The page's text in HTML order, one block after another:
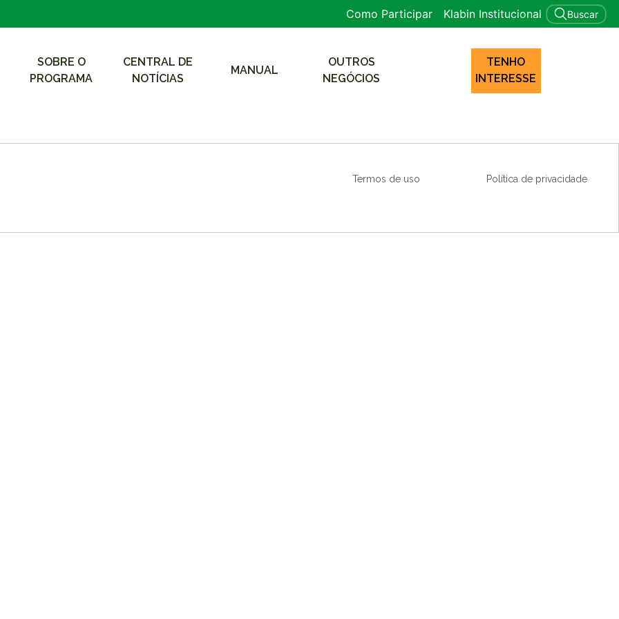
Como Participar Klabin Institucional Buscar
SOBRE O
PROGRAMA
CENTRAL DE
NOTÍCIAS
MANUAL
OUTROS
NEGÓCIOS
TENHO
INTERESSE
Termos de uso Política de privacidade